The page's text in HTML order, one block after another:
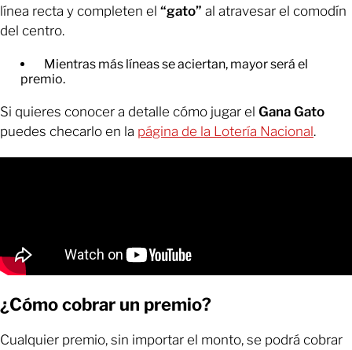
línea recta y completen el “gato” al atravesar el comodín
del centro.
Mientras más líneas se aciertan, mayor será el
premio.
Si quieres conocer a detalle cómo jugar el Gana Gato
puedes checarlo en la página de la Lotería Nacional.
¿Cómo cobrar un premio?
Cualquier premio, sin importar el monto, se podrá cobrar